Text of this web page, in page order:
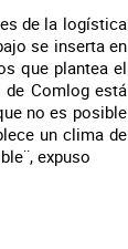
de la logística
se inserta en
que plantea el
de Comlog está
no es posible
un clima de
expuso